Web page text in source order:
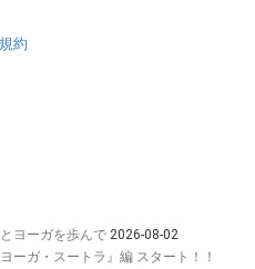
約
ヨーガを歩んで 2026-08-02
ーガ・スートラ』編 スタート！！